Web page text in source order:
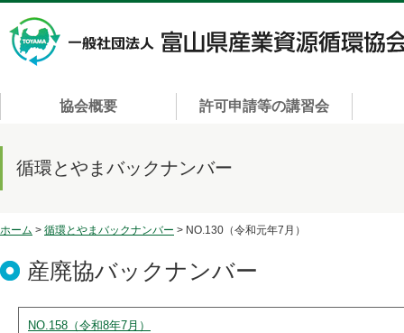
協会概要 許可申請等の講習会
循環とやまバックナンバー
ホーム > 循環とやまバックナンバー > NO.130（令和元年7月）
産廃協バックナンバー
NO.158（令和8年7月）